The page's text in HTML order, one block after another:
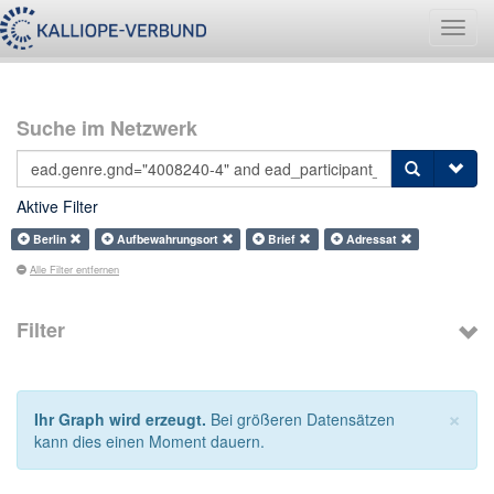
Suche im Netzwerk
Aktive Filter
Berlin Aufbewahrungsort Brief Adressat
Alle Filter entfernen
Filter
×
Ihr Graph wird erzeugt. Bei größeren Datensätzen
kann dies einen Moment dauern.